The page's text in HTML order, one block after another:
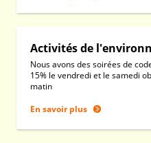
Activités de
Nous avons des soirées de
15% le vendredi et le samedi
matin
En savoir plus